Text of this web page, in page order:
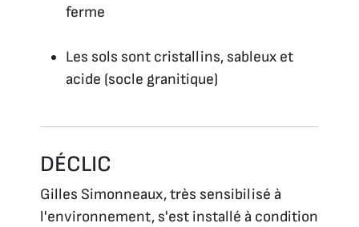
ferme
Les sols sont cristallins, sableux et
acide (socle granitique)
DÉCLIC
Gilles Simonneaux, très sensibilisé à
l'environnement, s'est installé à condition